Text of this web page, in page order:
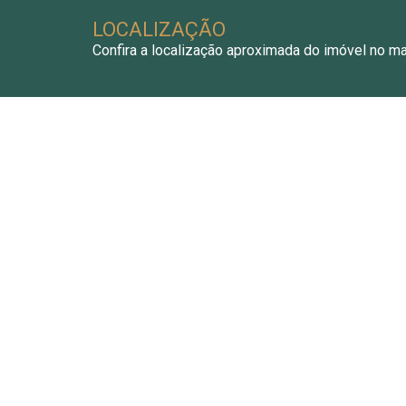
LOCALIZAÇÃO
Confira a localização aproximada do imóvel no